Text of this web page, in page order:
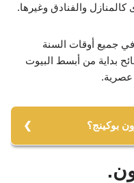
كالمنازل والفنادق وغيرها.
جميع أوقات السنة
بداية من أبسط البيوت
عصرية.
بوكينج؟
قريبة من وموعد السفر.